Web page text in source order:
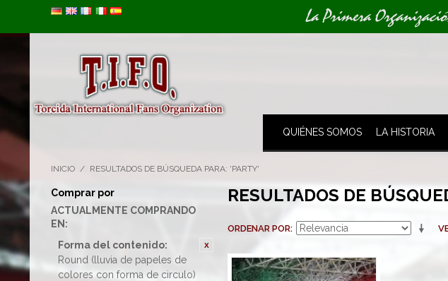
La Primera
QUIÉNES SOMOS LA HISTORIA
INICIO / RESULTADOS DE BÚSQUEDA PARA: 'PARTY'
Comprar por
ACTUALMENTE COMPRANDO
EN:
Forma del contenido:
Round (lluvia de papeles de
colores con forma de circulo)
RESULTADOS DE
ORDENAR POR